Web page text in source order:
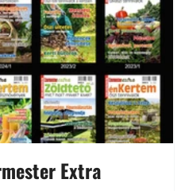
Extra